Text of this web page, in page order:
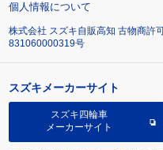
個人情報について
株式会社 スズキ自販高知 古物商許
831060000319号
スズキメーカーサイト
スズキ四輪車
メーカーサイト